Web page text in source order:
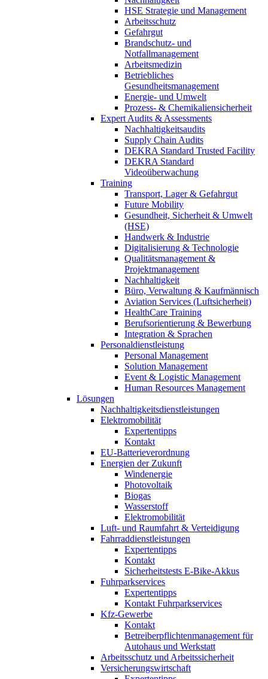
HSE Strategie und Management
Arbeitsschutz
Gefahrgut
Brandschutz- und
Notfallmanagement
Arbeitsmedizin
Betriebliches
Gesundheitsmanagement
Energie- und Umwelt
Prozess- & Chemikaliensicherheit
Expert Audits & Assessments
Nachhaltigkeitsaudits
Supply Chain Audits
DEKRA Standard Trusted Facility
DEKRA Standard
Videoüberwachung
Training
Transport, Lager & Gefahrgut
Future Mobility
Gesundheit, Sicherheit & Umwelt
(HSE)
Handwerk & Industrie
Digitalisierung & Technologie
Qualitätsmanagement &
Projektmanagement
Nachhaltigkeit
Büro, Verwaltung & Kaufmännisch
Aviation Services (Luftsicherheit)
HealthCare Training
Berufsorientierung & Bewerbung
Integration & Sprachen
Personaldienstleistung
Personal Management
Solution Management
Event & Logistic Management
Human Resources Management
Lösungen
Nachhaltigkeitsdienstleistungen
Elektromobilität
Expertentipps
Kontakt
EU-Batterieverordnung
Energien der Zukunft
Windenergie
Photovoltaik
Biogas
Wasserstoff
Elektromobilität
Luft- und Raumfahrt & Verteidigung
Fahrraddienstleistungen
Expertentipps
Kontakt
Sicherheitstests E-Bike-Akkus
Fuhrparkservices
Expertentipps
Kontakt Fuhrparkservices
Kfz-Gewerbe
Kontakt
Betreiberpflichtenmanagement für
Autohaus und Werkstatt
Arbeitsschutz und Arbeitssicherheit
Versicherungswirtschaft